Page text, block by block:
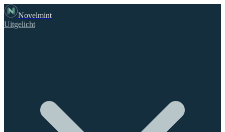
Novelmint
Uitgelicht